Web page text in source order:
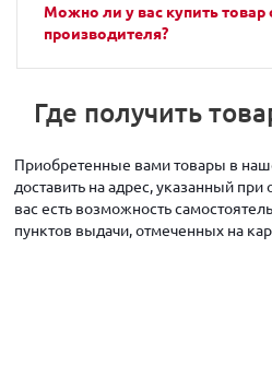
Можно ли у вас купить товар
производителя?
Где получить
Приобретенные вами товары в
доставить на адрес, указанный
вас есть возможность
пунктов выдачи, отмеченных на